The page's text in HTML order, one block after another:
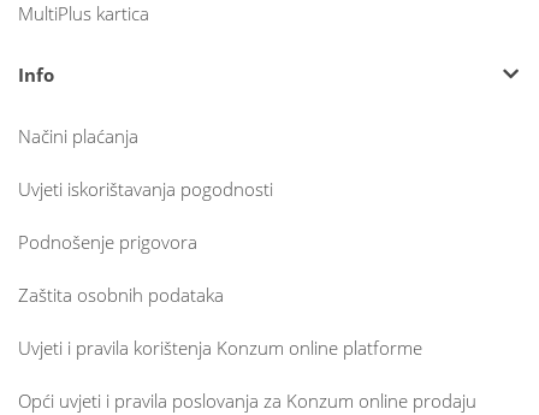
MultiPlus kartica
Info
Načini plaćanja
Uvjeti iskorištavanja pogodnosti
Podnošenje prigovora
Zaštita osobnih podataka
Uvjeti i pravila korištenja Konzum online platforme
Opći uvjeti i pravila poslovanja za Konzum online prodaju